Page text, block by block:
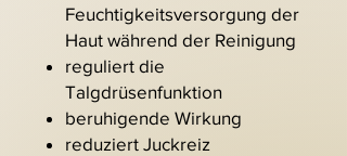
Feuchtigkeitsversorgung der
Haut während der Reinigung
reguliert die
Talgdrüsenfunktion
beruhigende Wirkung
reduziert Juckreiz